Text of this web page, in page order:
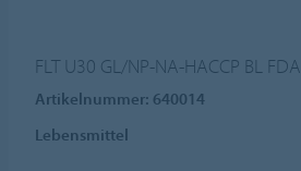
FLT U30 GL/NP-NA-HACCP BL FDA
Artikelnummer: 640014
Lebensmittel